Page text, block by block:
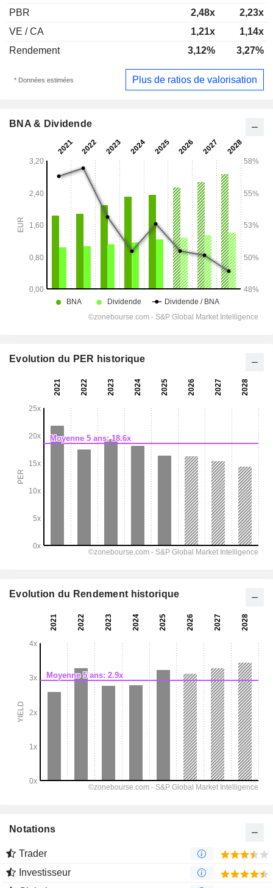
PBR 2,48x
2,23x
VE / CA
1,21x
1,14x
Rendement
3,12% 3,27%
* Données estimées Plus de ratios de valorisation
BNA & Dividende
Evolution du PER historique
Evolution du Rendement historique
Notations
Trader
Investisseur